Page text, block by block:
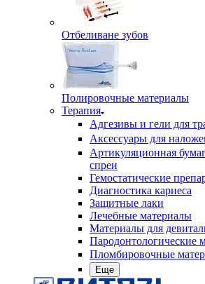
Отбеливане зубов
Полировочные материалы
Терапия
Адгезивы и гели для
Аксессуары для
Артикуляционная
спреи
Гемостатические
Диагностика кариеса
Защитные лаки
Лечебные материалы
Материалы для
Пародонтологические
Пломбировочные
Еще